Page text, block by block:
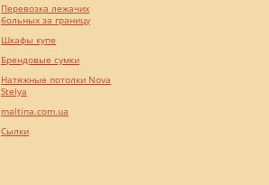
Перевозка лежачих
больных за границу
Шкафы купе
Брендовые сумки
Натяжные потолки Nova
Stelya
maltina.com.ua
Cылки